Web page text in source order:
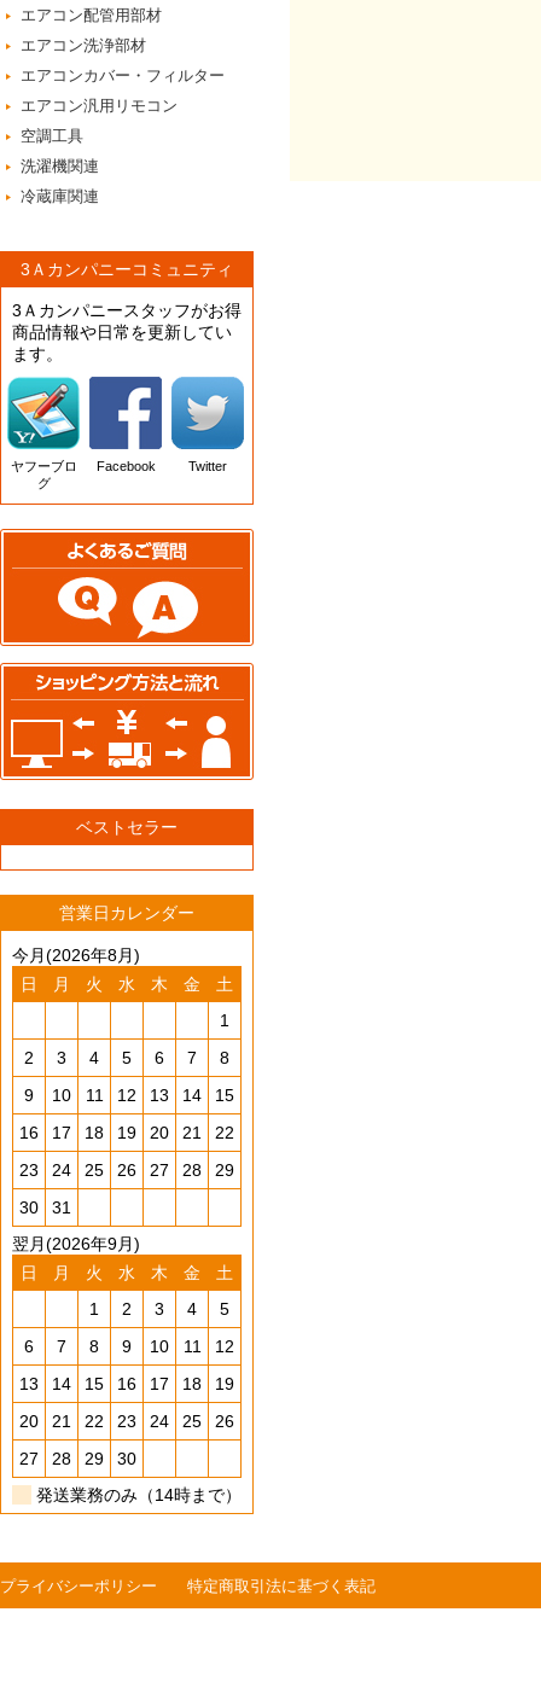
エアコン配管用部材
エアコン洗浄部材
エアコンカバー・フィルター
エアコン汎用リモコン
空調工具
洗濯機関連
冷蔵庫関連
3Ａカンパニーコミュニティ
3Ａカンパニースタッフがお得
商品情報や日常を更新してい
ます。
ヤフーブロ
グ
Facebook Twitter
ベストセラー
営業日カレンダー
今月(2026年8月)
日
月 火 水 木 金
土
1
2
3 4 5 6 7
8
9
10 11 12 13 14
15
16
17 18 19 20 21
22
23
24 25 26 27 28
29
30
31
翌月(2026年9月)
日
月 火 水 木 金
土
1
2 3 4
5
6
7 8 9 10 11
12
13
14 15 16 17 18
19
20
21 22 23 24 25
26
27
28 29
30
発送業務のみ（14時まで）
プライバシーポリシー 特定商取引法に基づく表記